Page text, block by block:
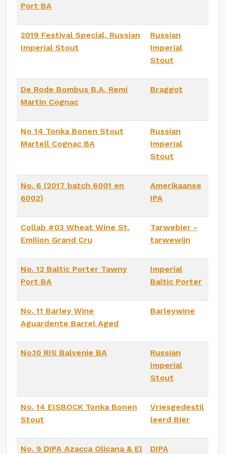
Port BA
2019 Festival Special, Russian
Imperial Stout
Russian
Imperial
Stout
De Rode Bombus B.A. Remi
Martin Cognac
Braggot
No 14 Tonka Bonen Stout
Martell Cognac BA
Russian
Imperial
Stout
No. 6 (2017 batch 6001 en
6002)
Amerikaanse
IPA
Collab #03 Wheat Wine St.
Emilion Grand Cru
Tarwebier -
tarwewijn
No. 12 Baltic Porter Tawny
Port BA
Imperial
Baltic Porter
No. 11 Barley Wine
Aguardente Barrel Aged
Barleywine
No.10 RIS Balvenie BA
Russian
Imperial
Stout
No. 14 EISBOCK Tonka Bonen
Stout
Vriesgedestil
leerd Bier
No. 9 DIPA Azacca Olicana & El
DIPA